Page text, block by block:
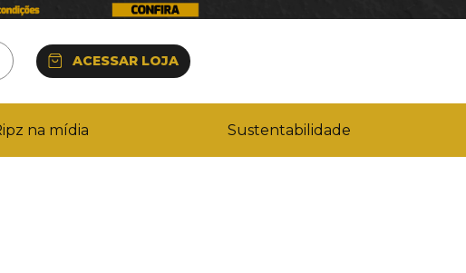
ACESSAR LOJA
na mídia Sustentabilidade